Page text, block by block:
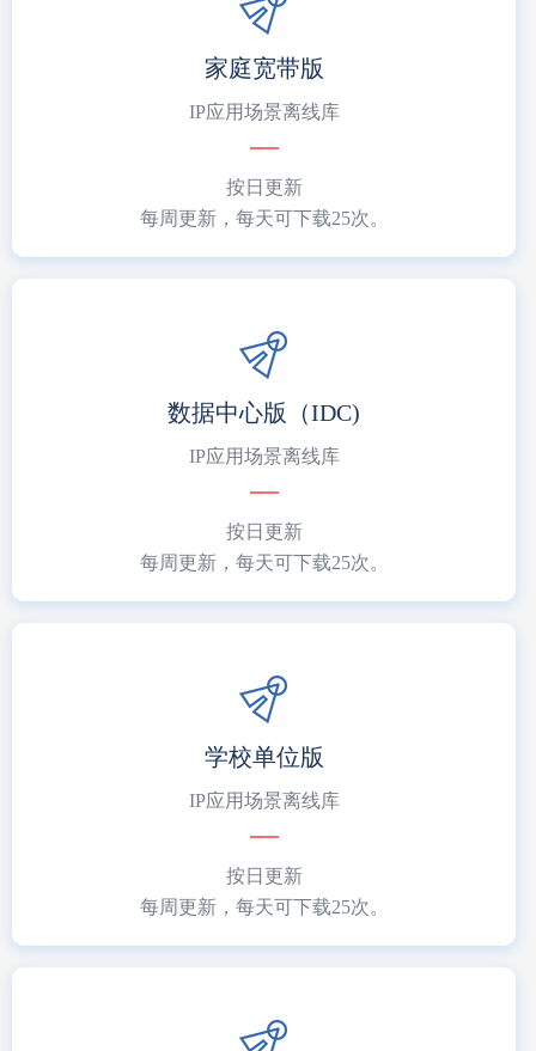
家庭宽带版
IP应用场景离线库
按日更新
每周更新，每天可下载25次。
数据中心版（IDC)
IP应用场景离线库
按日更新
每周更新，每天可下载25次。
学校单位版
IP应用场景离线库
按日更新
每周更新，每天可下载25次。